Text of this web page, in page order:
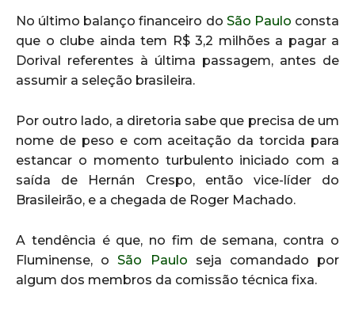
No último balanço financeiro do São Paulo consta
que o clube ainda tem R$ 3,2 milhões a pagar a
Dorival referentes à última passagem, antes de
assumir a seleção brasileira.
Por outro lado, a diretoria sabe que precisa de um
nome de peso e com aceitação da torcida para
estancar o momento turbulento iniciado com a
saída de Hernán Crespo, então vice-líder do
Brasileirão, e a chegada de Roger Machado.
A tendência é que, no fim de semana, contra o
Fluminense, oSão Paulo seja comandado por
algum dos membros da comissão técnica fixa.